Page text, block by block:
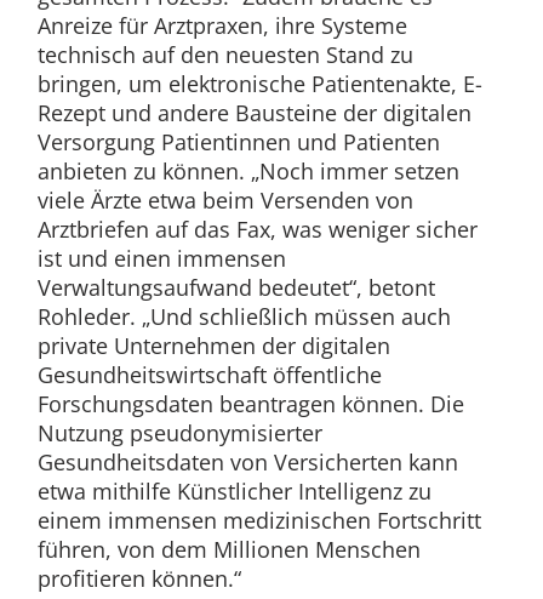
Anreize für Arztpraxen, ihre Systeme
technisch auf den neuesten Stand zu
bringen, um elektronische Patientenakte, E-
Rezept und andere Bausteine der digitalen
Versorgung Patientinnen und Patienten
anbieten zu können. „Noch immer setzen
viele Ärzte etwa beim Versenden von
Arztbriefen auf das Fax, was weniger sicher
ist und einen immensen
Verwaltungsaufwand bedeutet“, betont
Rohleder. „Und schließlich müssen auch
private Unternehmen der digitalen
Gesundheitswirtschaft öffentliche
Forschungsdaten beantragen können. Die
Nutzung pseudonymisierter
Gesundheitsdaten von Versicherten kann
etwa mithilfe Künstlicher Intelligenz zu
einem immensen medizinischen Fortschritt
führen, von dem Millionen Menschen
profitieren können.“